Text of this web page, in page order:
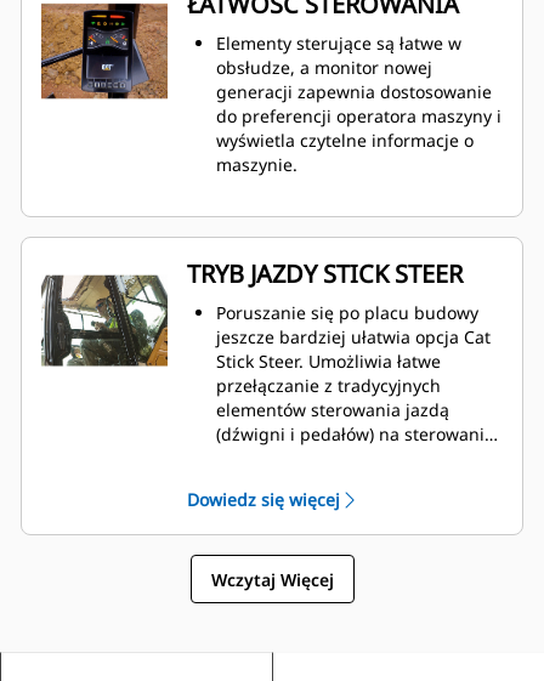
Elementy sterujące są łatwe w
obsłudze, a monitor nowej
generacji zapewnia dostosowanie
do preferencji operatora maszyny i
wyświetla czytelne informacje o
maszynie.
TRYB JAZDY STICK STEER
Poruszanie się po placu budowy
jeszcze bardziej ułatwia opcja Cat
Stick Steer. Umożliwia łatwe
przełączanie z tradycyjnych
elementów sterowania jazdą
(dźwigni i pedałów) na sterowanie
postaci mniejszego wysiłku i
lepszego sterowania.
Dowiedz się więcej
Wczytaj Więcej